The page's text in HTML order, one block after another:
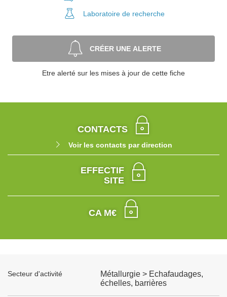
Laboratoire de recherche
CRÉER UNE ALERTE
Etre alerté sur les mises à jour de cette fiche
CONTACTS
Voir les contacts par direction
EFFECTIF
SITE
CA M€
Secteur d'activité
Métallurgie > Echafaudages,
échelles, barrières